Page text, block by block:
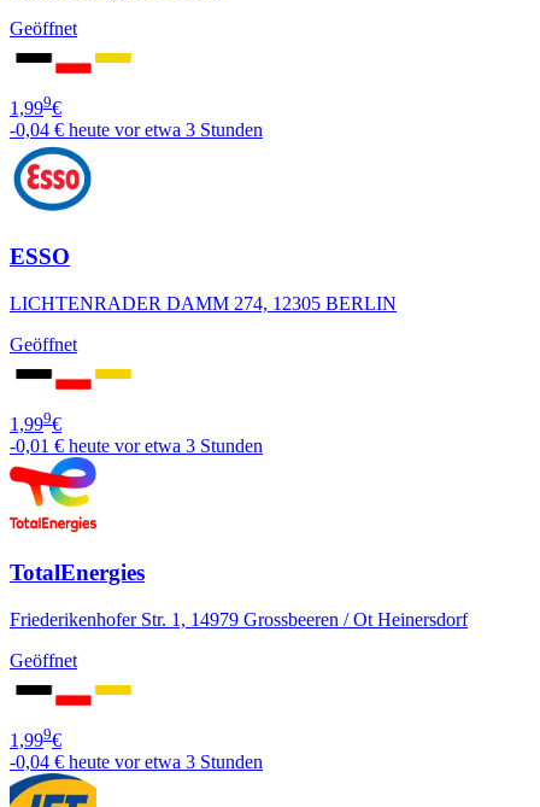
Geöffnet
1,999€
-0,04 € heute vor etwa 3 Stunden
ESSO
LICHTENRADER DAMM 274, 12305 BERLIN
Geöffnet
1,999€
-0,01 € heute vor etwa 3 Stunden
TotalEnergies
Friederikenhofer Str. 1, 14979 Grossbeeren / Ot Heinersdorf
Geöffnet
1,999€
-0,04 € heute vor etwa 3 Stunden